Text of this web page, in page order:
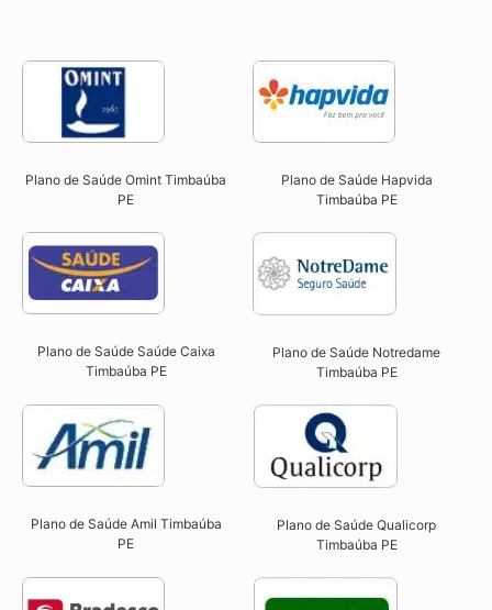
Plano de Saúde Omint Timbaúba
PE​
Plano de Saúde Hapvida
Timbaúba PE​
Plano de Saúde Saúde Caixa
Timbaúba PE​
Plano de Saúde Notredame
Timbaúba PE​
Plano de Saúde Amil Timbaúba
PE
Plano de Saúde Qualicorp
Timbaúba PE​